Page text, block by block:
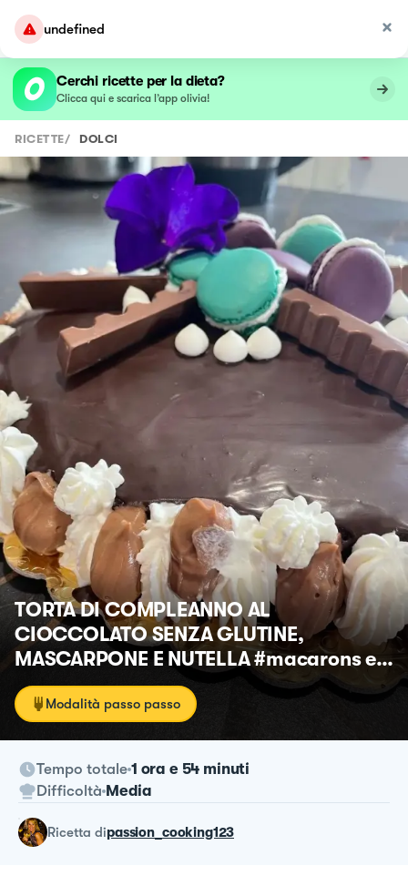
undefined
Cerchi ricette per la dieta?
Clicca qui e scarica l’app olivia!
RICETTE/ DOLCI
TORTA DI COMPLEANNO AL
CIOCCOLATO SENZA GLUTINE,
MASCARPONE E NUTELLA #macarons e
#barrettekinder
Modalità passo passo
Tempo totale 1 ora e 54 minuti
Difficoltà Media
ricetta dipassion_cooking123